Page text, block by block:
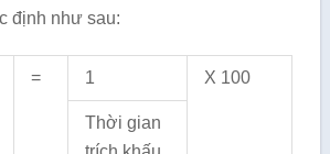
định như sau:
= 1 X 100
Thời gian